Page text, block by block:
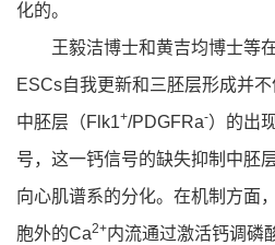
化的。
王毅洁博士和黄吉均博士等
ESCs自我更新和三胚层形成并
中胚层（Flk1+/PDGFRa-）的出
号，这一钙信号的缺失抑制中胚
向心肌谱系的分化。在机制方面
胞外的Ca2+内流通过激活钙调磷